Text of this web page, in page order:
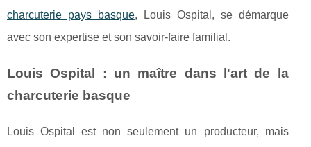
charcuterie pays basque, Louis Ospital, se démarque
avec son expertise et son savoir-faire familial.
Louis Ospital : un maître dans l'art de la
charcuterie basque
Louis Ospital est non seulement un producteur, mais